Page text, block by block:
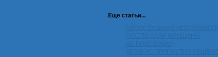
Еще статьи...